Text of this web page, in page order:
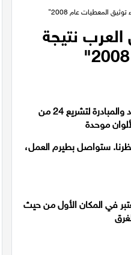
العرب نتيجة
والمبادرة لتشريع 24 من
موحدة
.ستواصل بطيرم العمل،
في المكان الأول من حيث